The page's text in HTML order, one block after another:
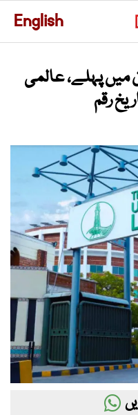
English
میں پہلے، عالمی